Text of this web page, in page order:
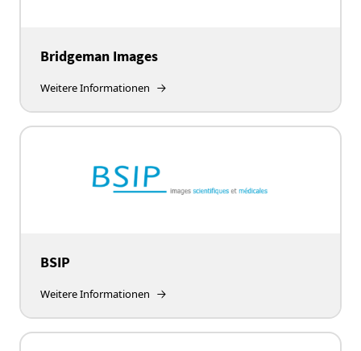
Bridgeman Images
Weitere Informationen
BSIP
Weitere Informationen